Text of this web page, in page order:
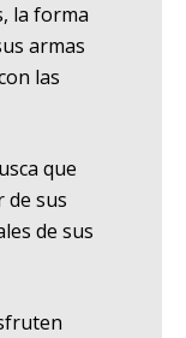
la forma
armas
las
que
de sus
de sus